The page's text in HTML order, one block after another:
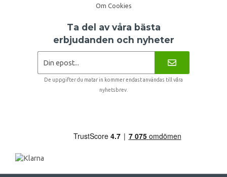
Om Cookies
Ta del av våra bästa
erbjudanden och nyheter
De uppgifter du matar in kommer endast användas till våra
nyhetsbrev.